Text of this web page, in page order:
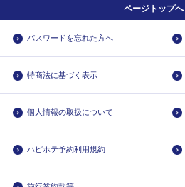
ページトップへ
パスワードを忘れた方へ
特商法に基づく表示
個人情報の取扱について
ハピホテ予約利用規約